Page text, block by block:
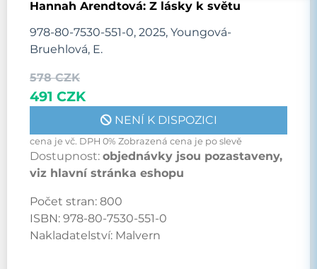
Hannah Arendtová: Z lásky k světu
978-80-7530-551-0, 2025, Youngová-
Bruehlová, E.
578 CZK
491 CZK
NENÍ K DISPOZICI
cena je vč. DPH 0% Zobrazená cena je po slevě
Dostupnost: objednávky jsou pozastaveny,
viz hlavní stránka eshopu
Počet stran: 800
ISBN: 978-80-7530-551-0
Nakladatelství: Malvern